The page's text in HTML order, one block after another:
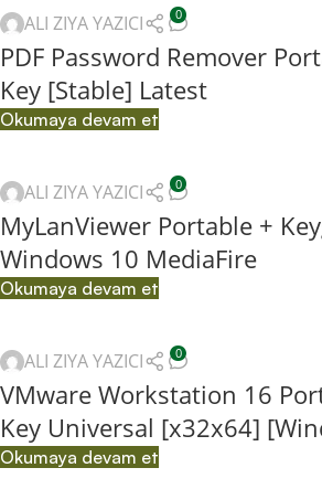
ALI ZIYA YAZICI 0
PDF Password Remover
Key [Stable] Latest
Okumaya devam et
ALI ZIYA YAZICI 0
MyLanViewer Portable +
Windows 10 MediaFire
Okumaya devam et
ALI ZIYA YAZICI 0
VMware Workstation 16
Key Universal [x32x64]
Okumaya devam et